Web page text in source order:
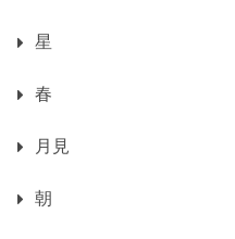
星
春
月見
朝